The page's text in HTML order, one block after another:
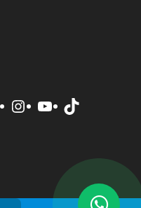
Instagram
YoutubeTikTok